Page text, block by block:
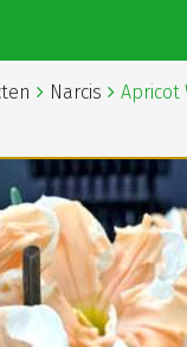
Narcis Apricot